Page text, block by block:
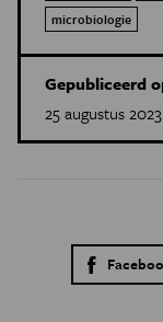
microbiologie
Gepubliceerd
25 augustus 2023